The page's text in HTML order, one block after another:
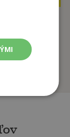
Ondruš